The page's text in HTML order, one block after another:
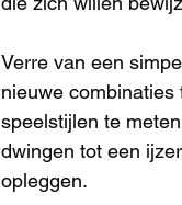
Verre van een
nieuwe
speelstijlen te
dwingen tot een
opleggen.